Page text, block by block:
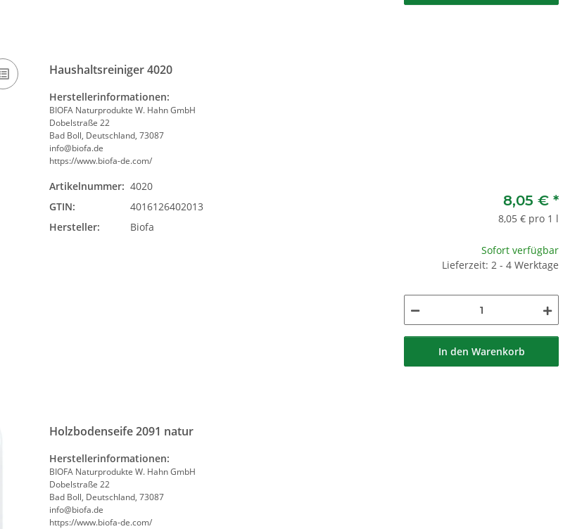
Haushaltsreiniger 4020
Herstellerinformationen:
BIOFA Naturprodukte W. Hahn GmbH
Dobelstraße 22
Bad Boll, Deutschland, 73087
info@biofa.de
https://www.biofa-de.com/
Artikelnummer: 4020
GTIN:
4016126402013
Hersteller:
Biofa
8,05 € *
8,05 € pro 1 l
Sofort verfügbar
Lieferzeit: 2 - 4 Werktage
In den Warenkorb
Holzbodenseife 2091 natur
Herstellerinformationen:
BIOFA Naturprodukte W. Hahn GmbH
Dobelstraße 22
Bad Boll, Deutschland, 73087
info@biofa.de
https://www.biofa-de.com/